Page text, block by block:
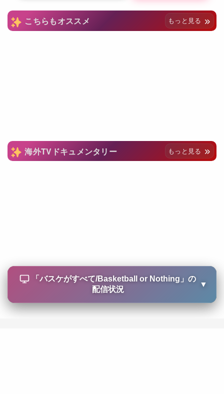
こちらもオススメ もっと見る
海外TVドキュメンタリー もっと見る
「バスケがすべて/Basketball or Nothing 」の
配信状況
▼